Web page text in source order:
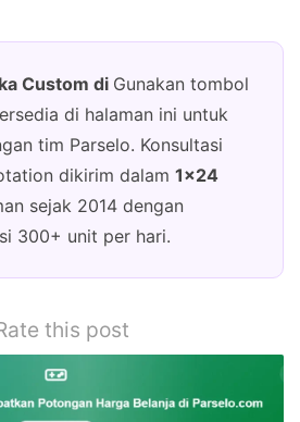
Custom di Gunakan tombol
di halaman ini untuk
tim Parselo. Konsultasi
dikirim dalam 1×24
sejak 2014 dengan
300+ unit per hari.
this post